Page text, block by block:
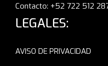
Contacto: +52 722 512
LEGALES:
AVISO DE PRIVACIDAD